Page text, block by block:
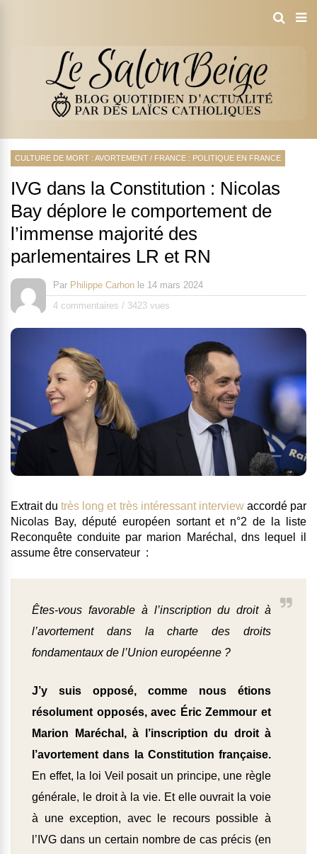
CULTURE DE MORT : AVORTEMENT / FRANCE : POLITIQUE EN FRANCE
IVG dans la Constitution : Nicolas
Bay déplore le comportement de
l’immense majorité des
parlementaires LR et RN
Par Philippe Carhon le 14 mars 2024
4 commentaires / 3423 vues
Extrait dutrès long et très intéressant interviewaccordé par
Nicolas Bay, député européen sortant et n°2 de la liste
Reconquête conduite par marion Maréchal, dns lequel il
assume être conservateur :
Êtes-vous favorable à l’inscription du droit à
l’avortement dans la charte des droits
fondamentaux de l’Union européenne ?
J’y suis opposé, comme nous étions
résolument opposés, avec Éric Zemmour et
Marion Maréchal, à l’inscription du droit à
l’avortement dans la Constitution française.
En effet, la loi Veil posait un principe, une règle
générale, le droit à la vie. Et elle ouvrait la voie
à une exception, avec le recours possible à
l’IVG dans un certain nombre de cas précis (en